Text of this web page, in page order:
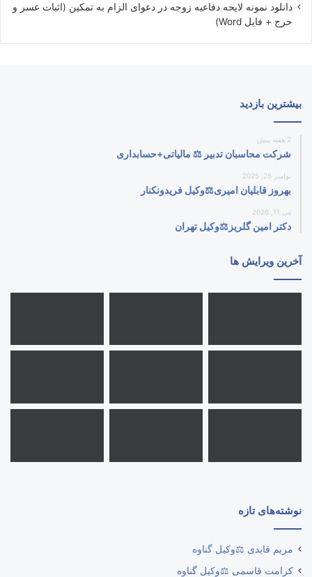
دانلود نمونه لایحه دفاعیه زوجه در دعوای الزام به تمکین (اثبات عسر و
حرج + فایل Word)
بیشترین بازدید
2 هفته پیش
شرکت محاسبان تدبیر ⚖️ مالیاتی+حسابداری
نوامبر 26, 2025
بهروز قابلیان امیری⚖️وکیل فریدونکنار
می 11, 2026
دکتر امین گلریز⚖️وکیل تهران
آخرین ویرایش ها
نوشته‌های تازه
مریم قایدی ⚖️وکیل گناوه
کرامت قاسمی ⚖️وکیل گناوه